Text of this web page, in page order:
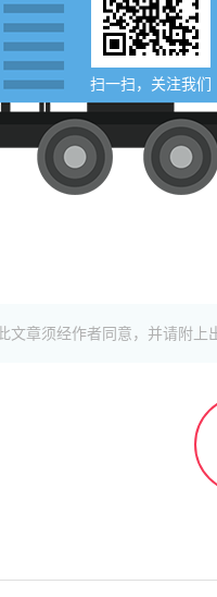
扫一扫，关注我们
章须经作者同意，并请附